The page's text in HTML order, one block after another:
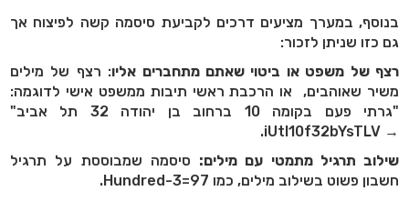
בנוסף, במערך מציעים דרכים לקביעת סיסמה קשה לפיצוח אך
גם כזו שניתן לזכור:
רצף של משפט או ביטוי שאתם מתחברים אליו: רצף של מילים
משיר שאוהבים, או הרכבת ראשי תיבות ממשפט אישי לדוגמה:
"גרתי פעם בקומה 10 ברחוב בן יהודה 32 תל אביב"
→ iUtl10f32bYsTLV.
שילוב תרגיל מתמטי עם מילים:סיסמה שמבוססת על תרגיל
חשבון פשוט בשילוב מילים, כמו Hundred-3=97.